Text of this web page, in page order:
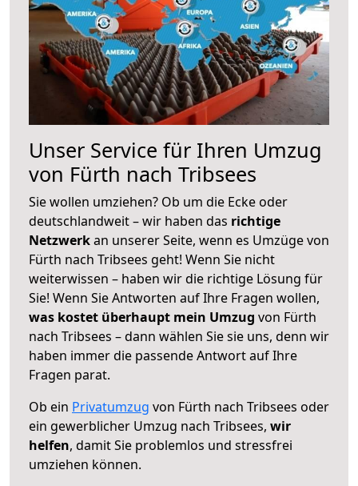
Unser Service für Ihren Umzug
von Fürth nach Tribsees
Sie wollen umziehen? Ob um die Ecke oder
deutschlandweit – wir haben das richtige
Netzwerkan unserer Seite, wenn es Umzüge von
Fürth nach Tribsees geht! Wenn Sie nicht
weiterwissen – haben wir die richtige Lösung für
Sie! Wenn Sie Antworten auf Ihre Fragen wollen,
was kostet überhaupt mein Umzug von Fürth
nach Tribsees – dann wählen Sie sie uns, denn wir
haben immer die passende Antwort auf Ihre
Fragen parat.
Ob ein Privatumzug von Fürth nach Tribsees oder
ein gewerblicher Umzug nach Tribsees, wir
helfen, damit Sie problemlos und stressfrei
umziehen können.